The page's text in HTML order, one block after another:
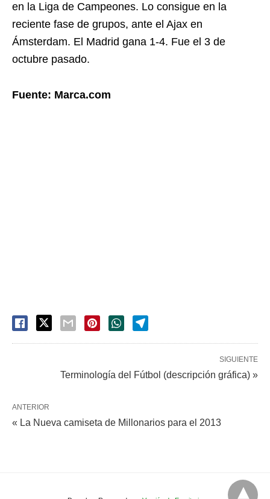
en la Liga de Campeones. Lo consigue en la
reciente fase de grupos, ante el Ajax en
Ámsterdam. El Madrid gana 1-4. Fue el 3 de
octubre pasado.
Fuente: Marca.com
SIGUIENTE
Terminología del Fútbol (descripción gráfica) »
ANTERIOR
« La Nueva camiseta de Millonarios para el 2013